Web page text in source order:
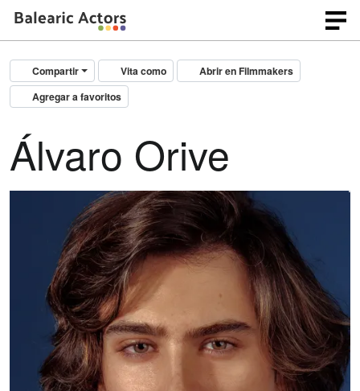
Compartir Vita como
Abrir en Filmmakers
Agregar a favoritos
Álvaro Orive